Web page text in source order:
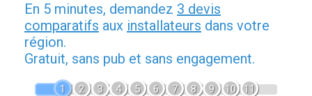
En 5 minutes, demandez 3 devis
comparatifs aux installateurs dans votre
région.
Gratuit, sans pub et sans engagement.
1 2 3 4 5 6 7 8 9 10 11